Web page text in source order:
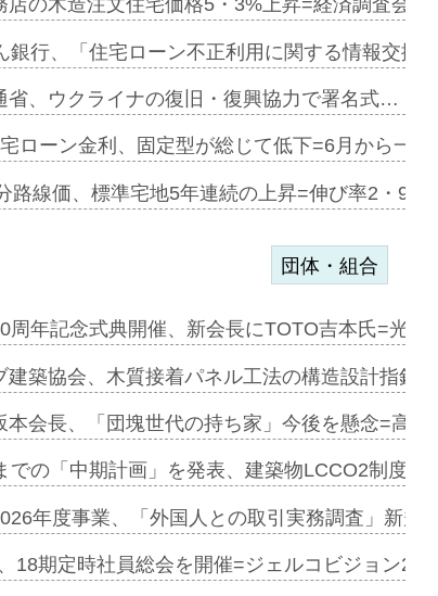
南エ…
の賃…
フェ…
=お互…
ング…
店の木造注文住宅価格5・3%上昇=経済調査会
銀行、「住宅ローン不正利用に関する情報交換
省、ウクライナの復旧・復興協力で署名式…
ローン金利、固定型が総じて低下=6月から一
路線価、標準宅地5年連続の上昇=伸び率2・
案=P…
…
ンナ…
=…
団体・組合
周年記念式典開催、新会長にTOTO吉本氏=光
建築協会、木質接着パネル工法の構造設計指針
本会長、「団塊世代の持ち家」今後を懸念=高
での「中期計画」を発表、建築物LCCO2制度
年度事業、「外国人との取引実務調査」新規
18期定時社員総会を開催=ジェルコビジョン